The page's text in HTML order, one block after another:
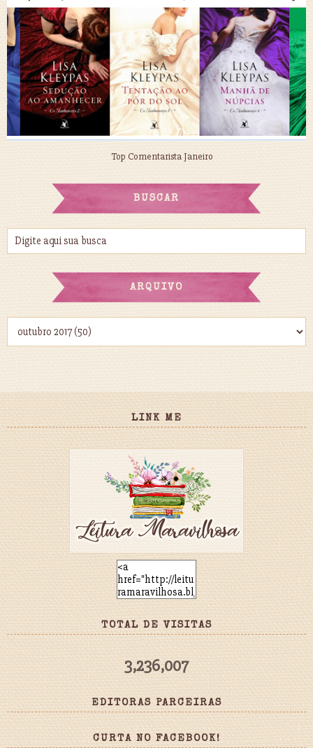
Top Comentarista Janeiro
BUSCAR
ARQUIVO
LINK ME
TOTAL DE VISITAS
3,236,007
EDITORAS PARCEIRAS
CURTA NO FACEBOOK!